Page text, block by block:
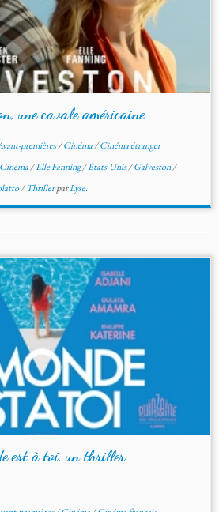
une cavale américaine
premières/Cinéma/Cinéma étranger
/Elle Fanning/États-Unis/Galveston/
/ThrillerparLyse.
est à toi, un thriller